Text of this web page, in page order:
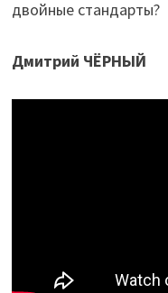
двойные стандарты?
Дмитрий ЧЁРНЫЙ